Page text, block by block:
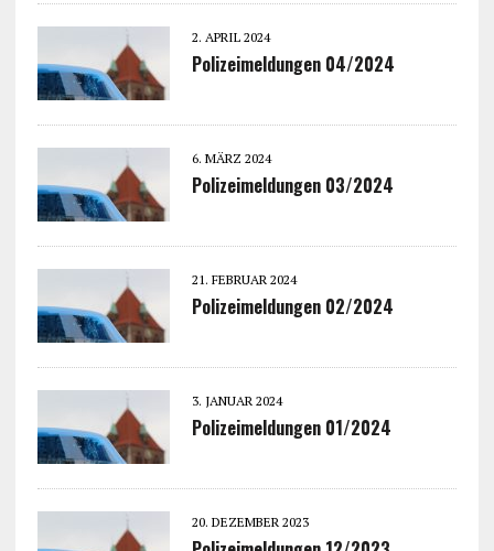
2. APRIL 2024
Polizeimeldungen 04/2024
6. MÄRZ 2024
Polizeimeldungen 03/2024
21. FEBRUAR 2024
Polizeimeldungen 02/2024
3. JANUAR 2024
Polizeimeldungen 01/2024
20. DEZEMBER 2023